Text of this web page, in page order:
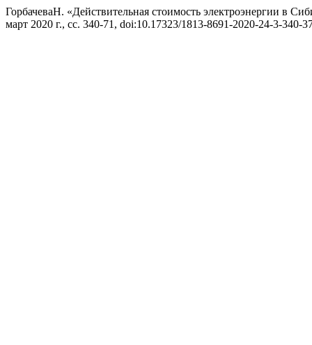
ГорбачеваН. «Действительная стоимость электроэнергии в
март 2020 г., сс. 340-71, doi:10.17323/1813-8691-2020-24-3-340-